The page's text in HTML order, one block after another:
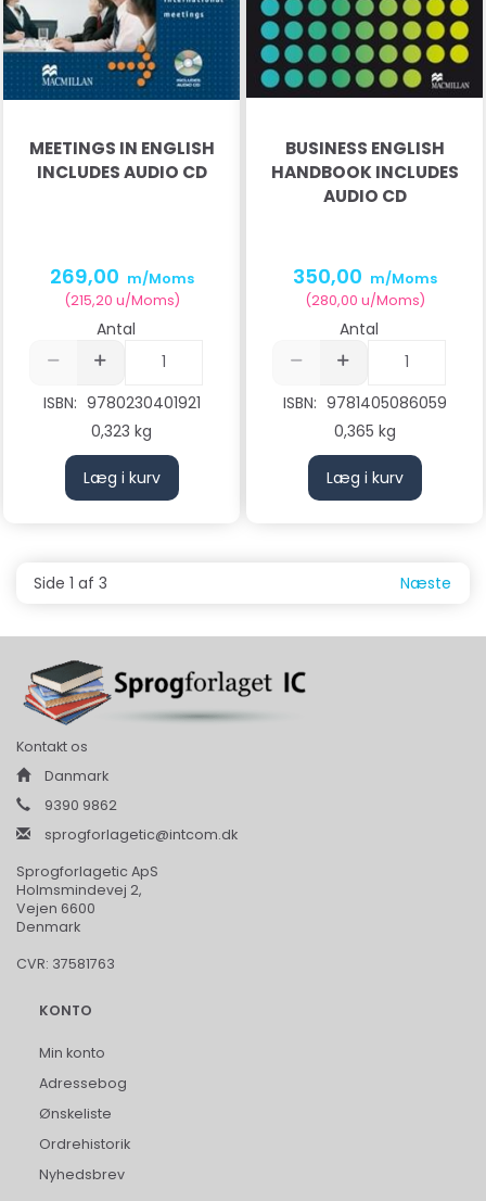
MEETINGS IN ENGLISH
INCLUDES AUDIO CD
269,00 m/Moms
(215,20 u/Moms)
Antal
ISBN: 9780230401921
0,323 kg
Læg i kurv
BUSINESS ENGLISH
HANDBOOK INCLUDES
AUDIO CD
350,00 m/Moms
(280,00 u/Moms)
Antal
ISBN: 9781405086059
0,365 kg
Læg i kurv
Side 1 af 3 Næste
Kontakt os
Danmark
9390 9862
sprogforlagetic@intcom.dk
Sprogforlagetic ApS
Holmsmindevej 2,
Vejen 6600
Denmark
CVR: 37581763
KONTO
Min konto
Adressebog
Ønskeliste
Ordrehistorik
Nyhedsbrev